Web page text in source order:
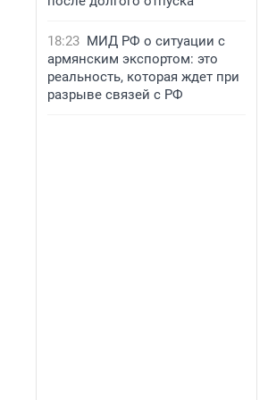
18:23 МИД РФ о ситуации с
армянским экспортом: это
реальность, которая ждет при
разрыве связей с РФ